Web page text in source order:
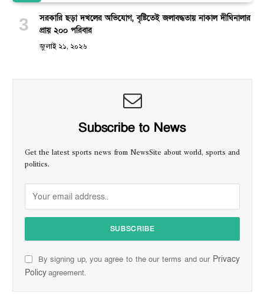
সরকারি ছড়া দখলের অভিযোগ, বৃষ্টিতেই জলাবদ্ধতায় নাকাল দীঘিনালার
প্রায় ২০০ পরিবার
জুলাই ২১, ২০২৬
Subscribe to News
Get the latest sports news from NewsSite about world, sports and
politics.
By signing up, you agree to the our terms and our Privacy
Policyagreement.